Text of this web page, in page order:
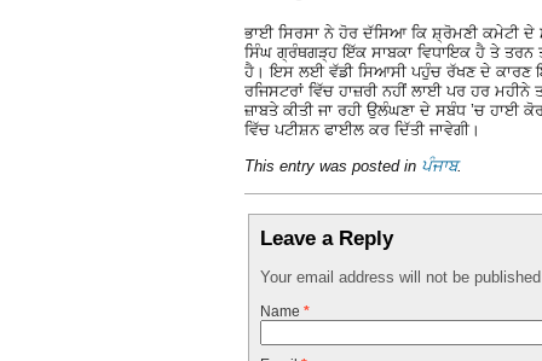
ਭਾਈ ਸਿਰਸਾ ਨੇ ਹੋਰ ਦੱਸਿਆ ਕਿ ਸ਼੍ਰੋਮਣੀ ਕਮੇਟੀ ਦੇ
ਸਿੰਘ ਗ੍ਰੰਥਗੜ੍ਹ ਇੱਕ ਸਾਬਕਾ ਵਿਧਾਇਕ ਹੈ ਤੇ ਤਰਨ
ਹੈ। ਇਸ ਲਈ ਵੱਡੀ ਸਿਆਸੀ ਪਹੁੰਚ ਰੱਖਣ ਦੇ ਕਾਰਣ
ਰਜਿਸਟਰਾਂ ਵਿੱਚ ਹਾਜ਼ਰੀ ਨਹੀਂ ਲਾਈ ਪਰ ਹਰ
ਜ਼ਾਬਤੇ ਕੀਤੀ ਜਾ ਰਹੀ ਉਲੰਘਣਾ ਦੇ ਸਬੰਧ ’ਚ ਹਾਈ
ਵਿੱਚ ਪਟੀਸ਼ਨ ਫਾਈਲ ਕਰ ਦਿੱਤੀ ਜਾਵੇਗੀ।
This entry was posted in ਪੰਜਾਬ.
Leave a Reply
Your email address will not be
Name *